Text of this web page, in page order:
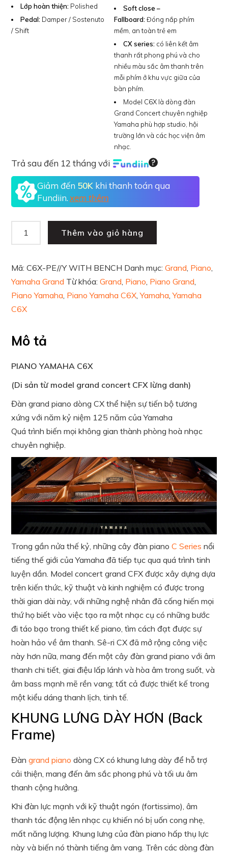
Lớp hoàn thiện: Polished
Pedal: Damper / Sostenuto
/ Shift
Soft close –
Fallboard: Đóng nắp phím
mềm, an toàn trẻ em
CX series: có liên kết âm
thanh rất phong phú và cho
nhiều màu sắc âm thanh trên
mỗi phím ở khu vực giữa của
bàn phím.
Model C6X là dòng đàn
Grand Concert chuyên nghiệp
Yamaha phù hợp studio, hội
trường lớn và các học viện âm
nhạc.
Trả sau đến 12 tháng với
Giảm đến 50K khi thanh toán qua
Fundiin. xem thêm
Thêm vào giỏ hàng
Mã:C6X-PE//Y WITH BENCH Danh mục:Grand, Piano,
Yamaha Grand Từ khóa:Grand, Piano, Piano Grand,
Piano Yamaha, Piano Yamaha C6X,Yamaha,Yamaha
C6X
Mô tả
PIANO YAMAHA C6X
(Di sản từ model grand concert CFX lừng danh)
Đàn grand piano dòng CX thể hiện sự tiến bộ tương
xứng với năm kỷ niệm 125 năm của Yamaha
Quá trình biến mọi không gian thành phòng hoà nhạc
chuyên nghiệp.
Trong gần nửa thế kỷ, những cây đàn pianoC Series nổi
tiếng thế giới của Yamaha đã tiếp tục qua quá trình tinh
luyện dần. Model concert grand CFX được xây dựng dựa
trên kiến ​​thức, kỹ thuật và kinh nghiệm có được trong
thời gian dài này, với những nghệ nhân đã cống hiến mọi
thứ họ biết vào việc tạo ra một nhạc cụ có những bước
đi táo bạo trong thiết kế piano, tìm cách đạt được sự
hoàn hảo về âm thanh. Sê-ri CX đã mở rộng công việc
này hơn nữa, mang đến một cây đàn grand piano với âm
thanh chi tiết, giai điệu lấp lánh và hòa âm trong suốt, và
âm bass mạnh mẽ rền vang; tất cả được thiết kế trong
một kiểu dáng thanh lịch, tinh tế.
KHUNG LƯNG DÀY HƠN (Back
Frame)
Đàngrand piano dòng CX có khung lưng dày để hỗ trợ
cải thiện, mang đến âm sắc phong phú và tối ưu âm
thanh cộng hưởng.
Khi đàn lực mạnh với kỹ thuật ngón (fortissimo), âm
thanh tác động lên nhạc cụ khiến nó bị uốn cong nhẹ,
mất năng lượng. Khung lưng của đàn piano hấp thụ lực
này và biến nó thành tiếng âm vang. Trên các dòng đàn